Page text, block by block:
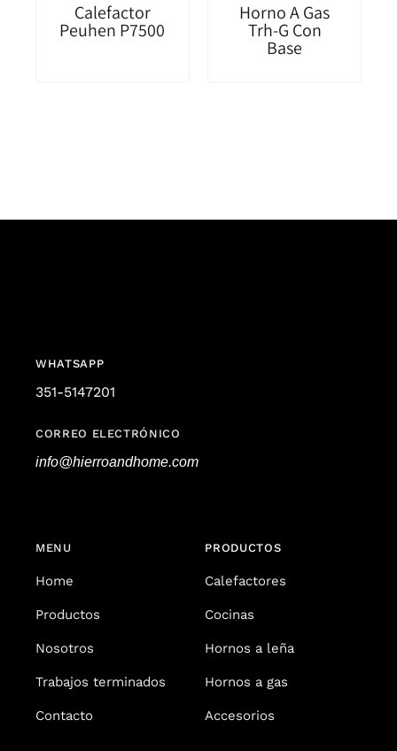
Calefactor
Peuhen P7500
Horno A Gas
Trh-G Con
Base
WHATSAPP
351-5147201
CORREO ELECTRÓNICO
info@hierroandhome.com
MENU
Home
Productos
Nosotros
Trabajos terminados
Contacto
PRODUCTOS
Calefactores
Cocinas
Hornos a leña
Hornos a gas
Accesorios